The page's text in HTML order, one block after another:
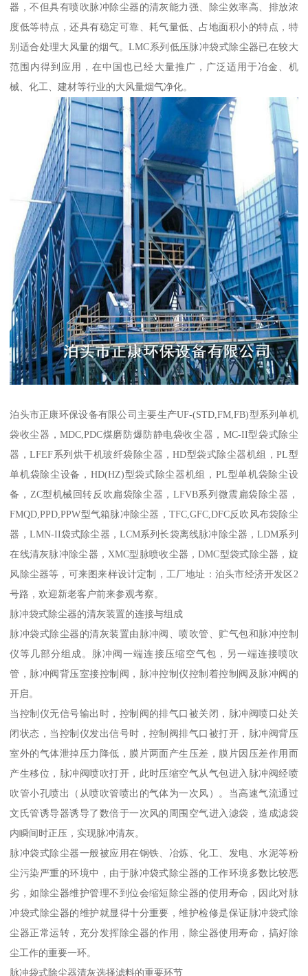
器，不但具有喷吹脉冲除尘器的清灰能力强、除尘效率高、排放浓
度低等特点，还具有稳定可靠、耗气量低、占地面积小的特点，特
别适合处理大风量的烟气。LMC系列低压脉冲袋式除尘器已在较大
范围内得到应用，在中国也已经大量推广，广泛适用于冶金、机
械、化工、建材等行业的大风量烟气净化。
泊头市正康环保设备有限公司主要生产UF-(STD,FM,FB)型系列单机
袋收尘器，MDC,PDC煤磨防爆防静电袋收尘器，MC-II型袋式除尘
器，LFEF系列烘干机玻纤袋除尘器，HD型袋式除尘器机组，PL型
单机袋除尘设备，HD(HZ)型袋式除尘器机组，PL型单机袋除尘设
备，ZC型机械回转反吹扁袋除尘器，LFVB系列微震扁袋除尘器，
FMQD,PPD,PPW型气箱脉冲除尘器，TFC,GFC,DFC反吹风布袋除尘
器，LMN-II袋式除尘器，LCM系列长袋离线脉冲除尘器，LDM系列
在线清灰脉冲除尘器，XMC型脉喷收尘器，DMC型袋式除尘器，旋
风除尘器等，可来图来样设计定制，工厂地址：泊头市经济开发区2
号路，欢迎新老客户前来参观考察。
脉冲袋式除尘器的清灰装置的连接与组成
脉冲袋式除尘器的清灰装置由脉冲阀、喷吹管、贮气包和脉冲控制
仪等几部分组成。脉冲阀一端连接压缩空气包，另一端连接喷吹
管，脉冲阀背压室接控制阀，脉冲控制仪控制着控制阀及脉冲阀的
开启。
当控制仪无信号输出时，控制阀的排气口被关闭，脉冲阀喷口处关
闭状态，当控制仪发出信号时，控制阀排气口被打开，脉冲阀背压
室外的气体泄掉压力降低，膜片两面产生压差，膜片因压差作用而
产生移位，脉冲阀喷吹打开，此时压缩空气从气包进入脉冲阀经喷
吹管小孔喷出（从喷吹管喷出的气体为一次风）。当高速气流通过
文氏管诱导器诱导了数倍于一次风的周围空气进入滤袋，造成滤袋
内瞬间时正压，实现脉冲清灰。
脉冲袋式除尘器一般被应用在钢铁、冶炼、化工、发电、水泥等粉
尘污染严重的环境中，由于脉冲袋式除尘器的工作环境多数比较恶
劣，如除尘器维护管理不到位会缩短除尘器的使用寿命，因此对脉
冲袋式除尘器的维护就显得十分重要，维护检修是保证脉冲袋式除
尘器正常运转，充分发挥除尘器的作用，除尘器使用寿命，搞好除
尘工作的重要一环。
脉冲袋式除尘器清灰选择滤料的重要环节